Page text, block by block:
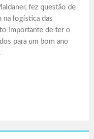
fez questão de
na logística das
importante de ter o
para um bom ano